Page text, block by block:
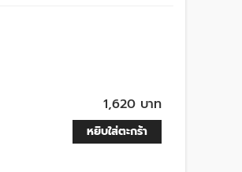
1,620 บาท
หยิบใส่ตะกร้า